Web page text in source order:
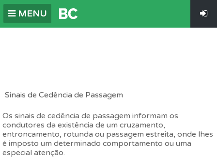
MENU
Sinais de Cedência de Passagem
Os sinais de cedência de passagem informam os
condutores da existência de um cruzamento,
entroncamento, rotunda ou passagem estreita, onde lhes
é imposto um determinado comportamento ou uma
especial atenção.